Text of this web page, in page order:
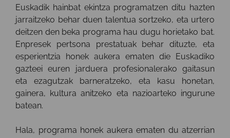
Euskadik hainbat ekintza programatzen ditu hazten
jarraitzeko behar duen talentua sortzeko, eta urtero
deitzen den beka programa hau dugu horietako bat.
Enpresek pertsona prestatuak behar dituzte, eta
esperientzia honek aukera ematen die Euskadiko
gazteei euren jarduera profesionalerako gaitasun
eta ezagutzak barneratzeko, eta kasu honetan,
gainera, kultura anitzeko eta nazioarteko ingurune
batean.
Hala, programa honek aukera ematen du atzerrian